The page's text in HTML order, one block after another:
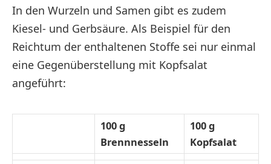
In den Wurzeln und Samen gibt es zudem
Kiesel- und Gerbsäure. Als Beispiel für den
Reichtum der enthaltenen Stoffe sei nur einmal
eine Gegenüberstellung mit Kopfsalat
angeführt:
100 g
Brennnesseln
100 g
Kopfsalat